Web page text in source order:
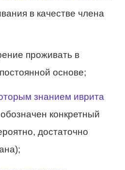
в качестве члена
проживать в
основе;
знанием иврита
конкретный
достаточно